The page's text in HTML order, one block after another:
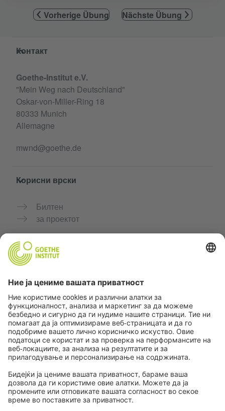
Vorherige Übung Nächste Übung
Service- und Informationsbereich
Контакт
Goethe-Institut e.V.
"Mein Weg nach Deutschland"
Oskar-von-Miller-Ring 18
80333 Munich
Allemagne
mwnd@goethe.de
Корисни врски
Билтен
за проектот
Дополнителни веб-страници
Заедница „Германски јазик за тебе"
Вежбајте германски бесплатно
Курсеви по германски јазик на Goethe-Institut
Портал за наставници „Deutschstunde“
Приватност и пристапност
Поставки за приватност